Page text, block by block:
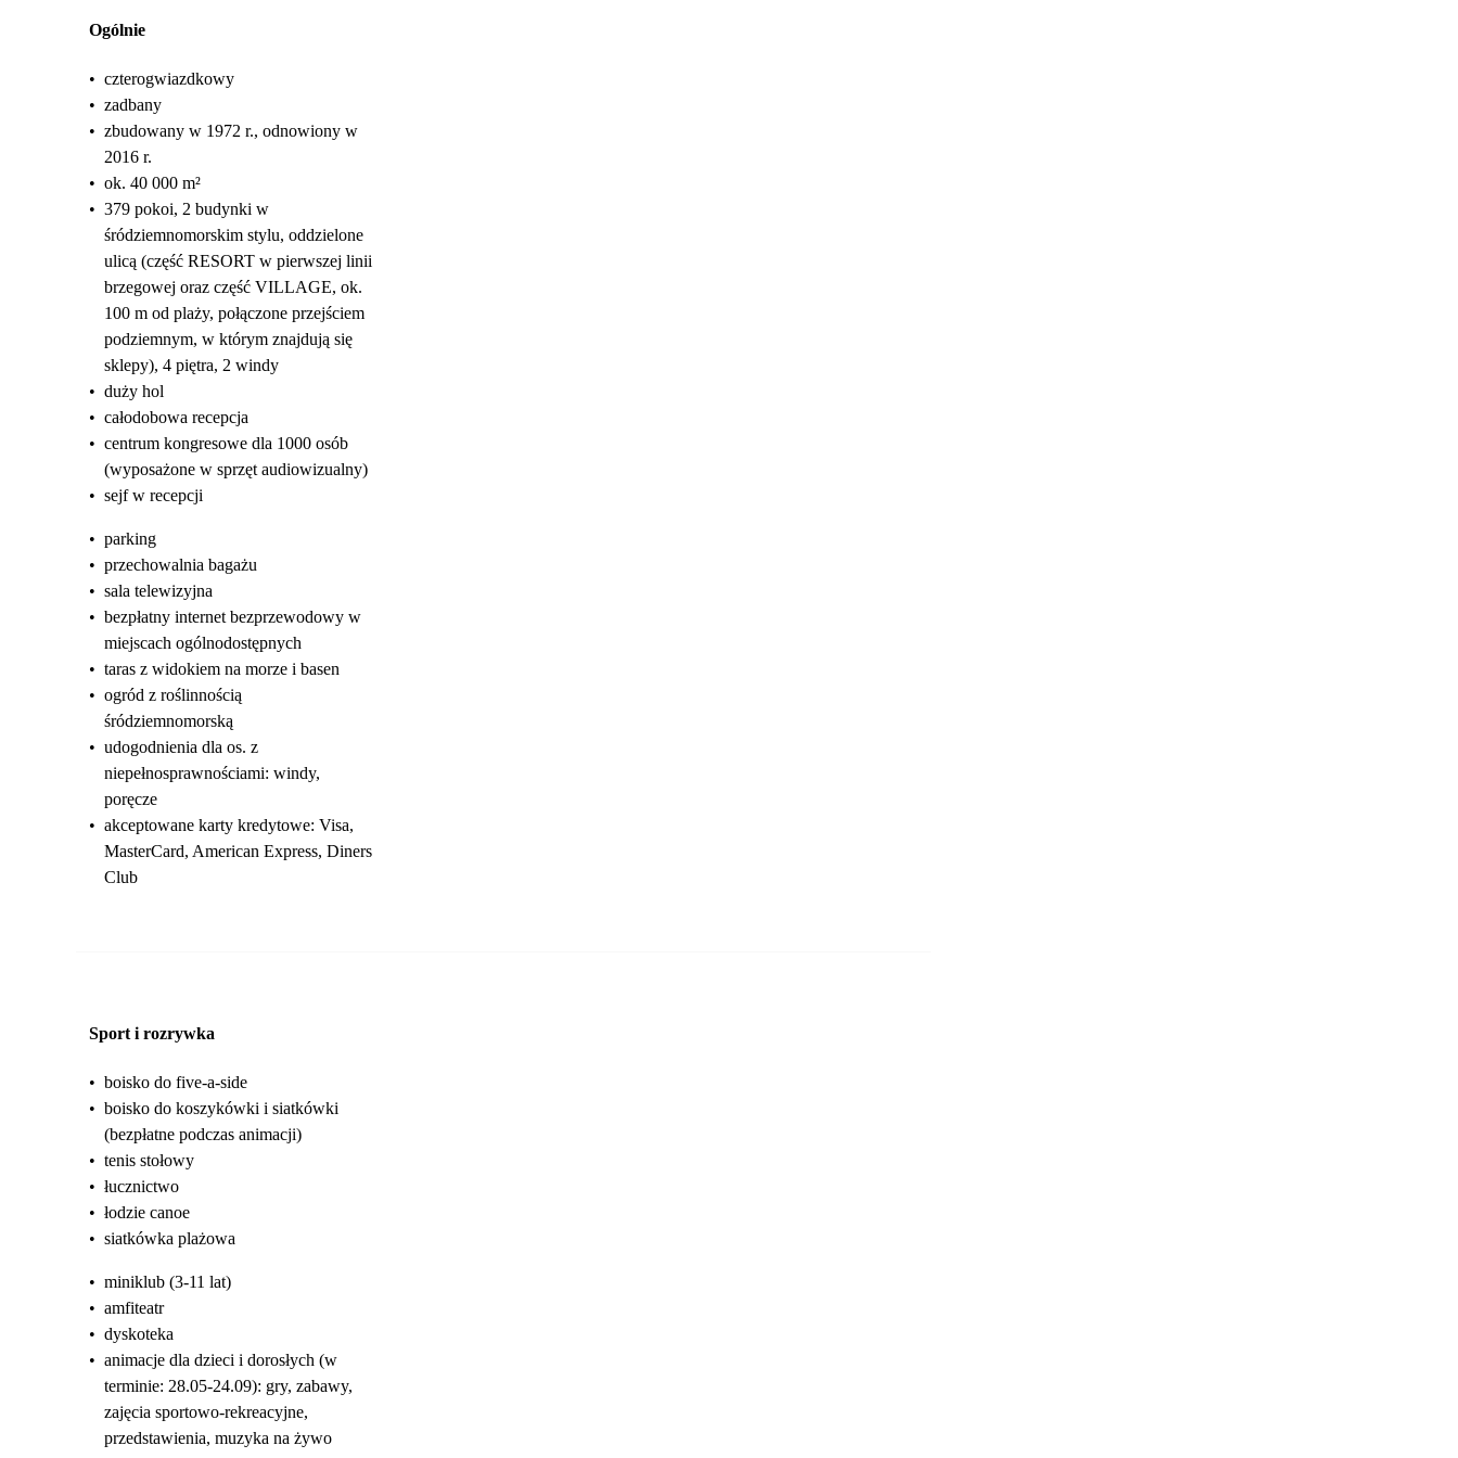
Ogólnie
• czterogwiazdkowy
• zadbany
• zbudowany w 1972 r., odnowiony w
2016 r.
• ok. 40 000 m²
• 379 pokoi, 2 budynki w
śródziemnomorskim stylu, oddzielone
ulicą (część RESORT w pierwszej linii
brzegowej oraz część VILLAGE, ok.
100 m od plaży, połączone przejściem
podziemnym, w którym znajdują się
sklepy), 4 piętra, 2 windy
• duży hol
• całodobowa recepcja
• centrum kongresowe dla 1000 osób
(wyposażone w sprzęt audiowizualny)
• sejf w recepcji
• parking
• przechowalnia bagażu
• sala telewizyjna
• bezpłatny internet bezprzewodowy w
miejscach ogólnodostępnych
• taras z widokiem na morze i basen
• ogród z roślinnością
śródziemnomorską
• udogodnienia dla os. z
niepełnosprawnościami: windy,
poręcze
• akceptowane karty kredytowe: Visa,
MasterCard, American Express, Diners
Club
Sport i rozrywka
• boisko do five-a-side
• boisko do koszykówki i siatkówki
(bezpłatne podczas animacji)
• tenis stołowy
• łucznictwo
• łodzie canoe
• siatkówka plażowa
• miniklub (3-11 lat)
• amfiteatr
• dyskoteka
• animacje dla dzieci i dorosłych (w
terminie: 28.05-24.09): gry, zabawy,
zajęcia sportowo-rekreacyjne,
przedstawienia, muzyka na żywo